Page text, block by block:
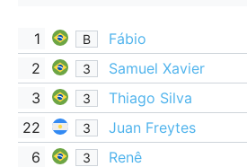
1 В
Fábio
2
З
Samuel Xavier
3
З
Thiago Silva
22
З
Juan Freytes
6
З
Renê